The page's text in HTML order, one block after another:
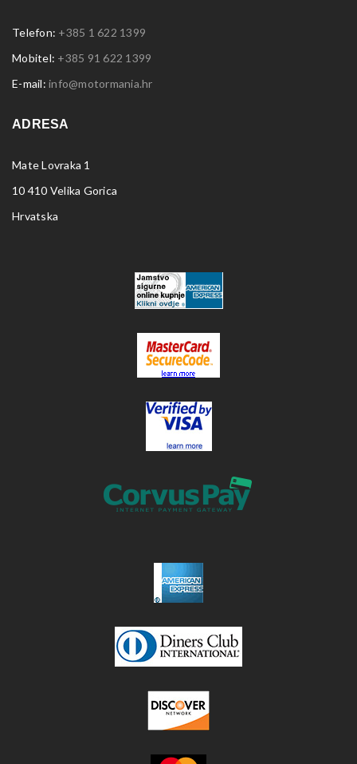
Telefon: +385 1 622 1399
Mobitel: +385 91 622 1399
E-mail: info@motormania.hr
ADRESA
Mate Lovraka 1
10 410 Velika Gorica
Hrvatska